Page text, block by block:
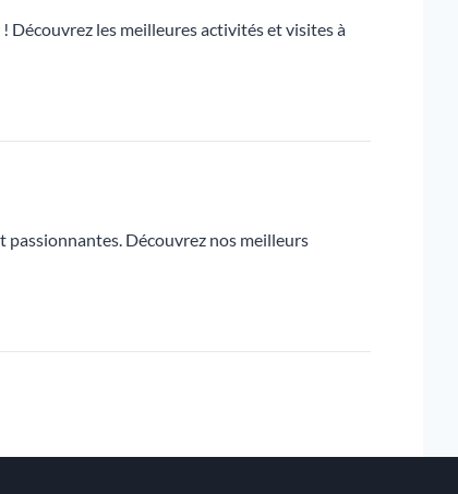
Découvrez les meilleures activités et visites à
passionnantes. Découvrez nos meilleurs